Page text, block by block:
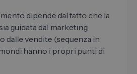
dipende dal fatto che la
guidata dal marketing
dalle vendite (sequenza in
hanno i propri punti di